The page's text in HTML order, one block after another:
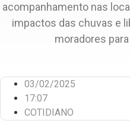
acompanhamento nas
impactos das chuvas e
moradores
03/02/2025
17:07
COTIDIANO